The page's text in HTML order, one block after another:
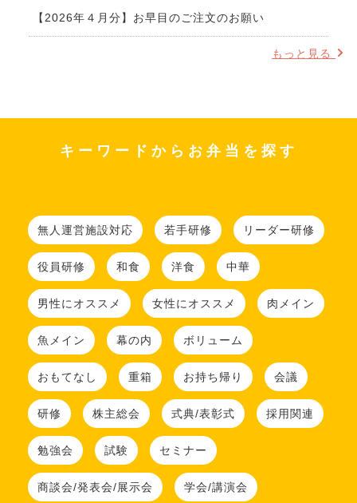
【2026年４月分】お早目のご注文のお願い
もっと見る
キーワードからお弁当を探す
無人運営施設対応 若手研修 リーダー研修
役員研修 和食 洋食 中華
男性にオススメ 女性にオススメ 肉メイン
魚メイン 幕の内 ボリューム
おもてなし 重箱 お持ち帰り 会議
研修 株主総会 式典/表彰式 採用関連
勉強会 試験 セミナー
商談会/発表会/展示会 学会/講演会